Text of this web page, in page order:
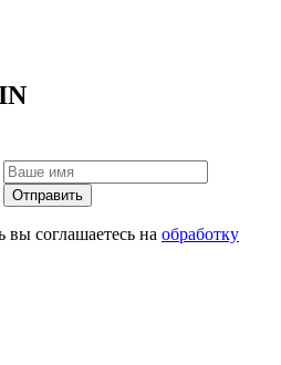
Отправить
соглашаетесь на обработку